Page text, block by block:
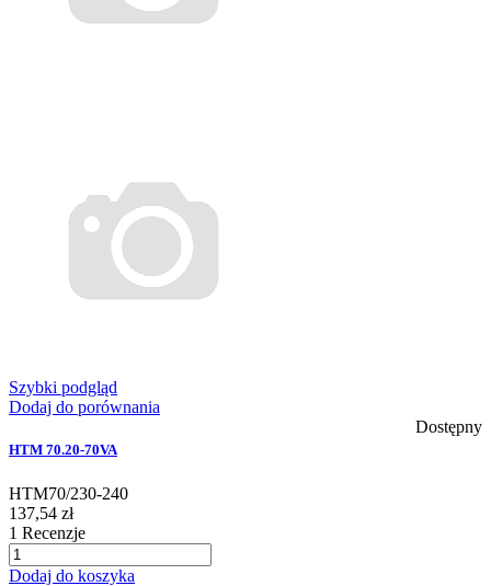
Szybki podgląd
Dodaj do porównania
Dostępny
HTM 70.20-70VA
HTM70/230-240
137,54 zł
1 Recenzje
Dodaj do koszyka